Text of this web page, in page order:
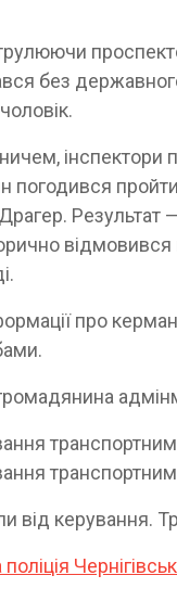
без
інспектори
погодився
Результат
про
від керування.